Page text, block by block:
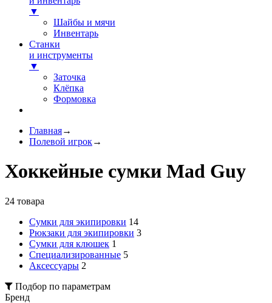
▼
Шайбы и мячи
Инвентарь
Станки
и инструменты
▼
Заточка
Клёпка
Формовка
Главная→
Полевой игрок→
Хоккейные сумки Mad Guy
24 товара
Сумки для экипировки 14
Рюкзаки для экипировки 3
Сумки для клюшек 1
Специализированные 5
Аксессуары 2
Подбор по параметрам
Бренд